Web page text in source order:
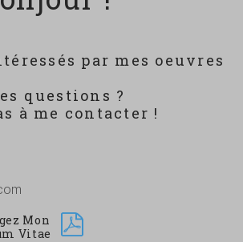
par mes oeuvres
questions ?
à me contacter !
Mon
Vitae